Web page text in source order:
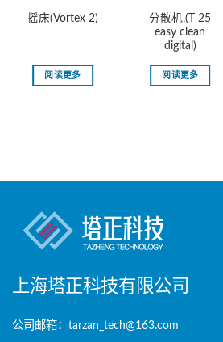
摇床(Vortex 2)
阅读更多
分散机,(T 25
easy clean
digital)
阅读更多
上海塔正科技有限公司
公司邮箱：tarzan_tech@163.com